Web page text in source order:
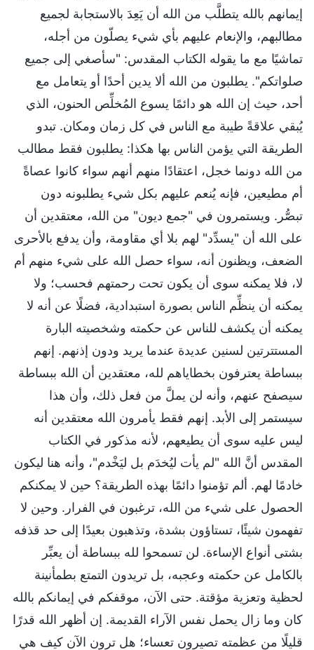
إيمانهم بالله يتطلَّب من الله أن يَعِدَ بالاستجابة لجميع
مطالبهم، والإنعام عليهم بأي شيء يصلّون من أجله،
تماشيًا مع ما يقوله الكتاب المقدس: "سأصغي إلى جميع
صلواتكم". يطلبون من الله ألا يدين أحدًا أو يتعامل مع
أحد، حيث إن الله هو دائمًا يسوع المُخلِّص الحنون، الذي
يُبقي علاقةً طيبة مع الناس في كل زمان ومكان. تبدو
الطريقة التي يؤمن الناس بها هكذا: يطلبون فقط مطالب
من الله دونما خجل، اعتقادًا منهم أنهم سواء كانوا عصاةً
أم مطيعين، فإنه يُنعم عليهم بكل شيء يطلبونه دون
تبصُّر. ويستمرون في "جمع ديون" من الله، معتقدين أن
على الله أن "يسدِّد" لهم بلا أي مقاومة، وأن يدفع بالأحرى
الضعف، ويظنون أنه، سواء حصل الله على شيء منهم أم
لا، فلا يمكنه سوى أن يكون تحت رحمتهم فحسب؛ ولا
يمكنه أن ينظِّم الناس بصورة استبدادية، فضلًا عن أنه لا
يمكنه أن يكشف للناس عن حكمته وشخصيته البارة
المستترتين لسنين عديدة عندما يريد ودون إذنهم. إنهم
ببساطة يعترفون بخطاياهم لله، معتقدين أن الله ببساطة
سيصفح عنهم، وأنه لن يملَّ من فعل ذلك، وأن هذا
سيستمر إلى الأبد. إنهم فقط يأمرون الله معتقدين أنه
ليس عليه سوى أن يطيعهم، لأنه مذكور في الكتاب
المقدس أنَّ الله "لم يأت ليُخدَم بل ليَخْدم"، وأنه هنا ليكون
خادمًا لهم. ألم تؤمنوا دائمًا بهذه الطريقة؟ حين لا يمكنكم
الحصول على شيء من الله، ترغبون في الفرار. وحين لا
تفهمون شيئًا، تستاؤون بشدة، وتذهبون بعيدًا إلى حد قذفه
بشتى أنواع الإساءة. لن تسمحوا لله ببساطة أن يعبِّر
بالكامل عن حكمته وعجبه، بل تريدون التمتع بطمأنينة
لحظية وتعزية مؤقتة. حتى الآن، موقفكم في إيمانكم بالله
كان وما زال يحمل نفس الآراء القديمة. إن أظهر الله قدرًا
قليلًا من عظمته تصيرون تعساء؛ هل ترون الآن كيف هي